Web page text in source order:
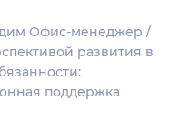
Офис-менеджер /
развития в
поддержка